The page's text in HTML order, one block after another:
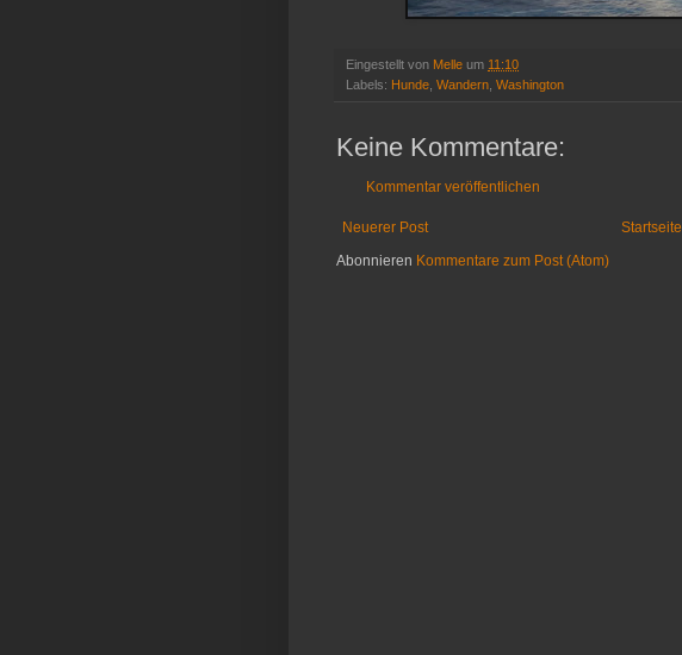
Eingestellt von Melle um 11:10
Labels: Hunde Wandern Washington
Keine Kommentare:
Kommentar veröffentlichen
Neuerer Post
Startseite
Abonnieren Kommentare zum Post (Atom)